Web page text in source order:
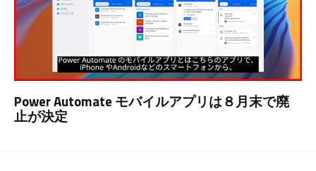
Power Automate モバイルアプリは８月末で廃
止が決定